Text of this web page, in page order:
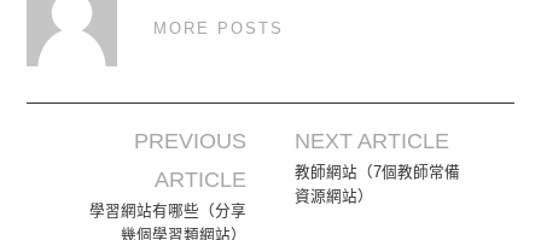
MORE POSTS
Post navigation
PREVIOUS
ARTICLE
學習網站有哪些（分享
幾個學習類網站）
NEXT ARTICLE
教師網站（7個教師常備
資源網站）